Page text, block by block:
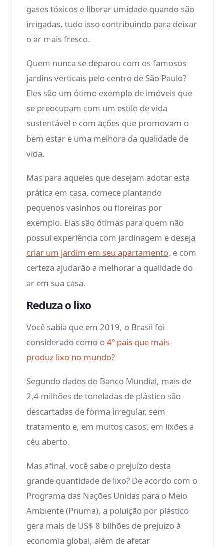
gases tóxicos e liberar umidade quando são
irrigadas, tudo isso contribuindo para deixar
o ar mais fresco.
Quem nunca se deparou com os famosos
jardins verticais pelo centro de São Paulo?
Eles são um ótimo exemplo de imóveis que
se preocupam com um estilo de vida
sustentável e com ações que promovam o
bem estar e uma melhora da qualidade de
vida.
Mas para aqueles que desejam adotar esta
prática em casa, comece plantando
pequenos vasinhos ou floreiras por
exemplo. Elas são ótimas para quem não
possui experiência com jardinagem e deseja
criar um jardim em seu apartamento, e com
certeza ajudarão a melhorar a qualidade do
ar em sua casa.
Reduza o lixo
Você sabia que em 2019, o Brasil foi
considerado como o4º país que mais
produz lixo no mundo?
Segundo dados do Banco Mundial, mais de
2,4 milhões de toneladas de plástico são
descartadas de forma irregular, sem
tratamento e, em muitos casos, em lixões a
céu aberto.
Mas afinal, você sabe o prejuízo desta
grande quantidade de lixo? De acordo com o
Programa das Nações Unidas para o Meio
Ambiente (Pnuma), a poluição por plástico
gera mais de US$ 8 bilhões de prejuízo à
economia global, além de afetar